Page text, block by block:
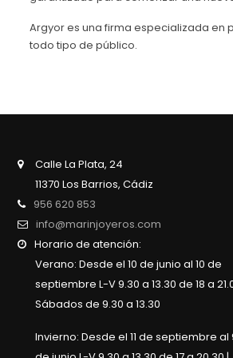
Argyor es una firma especializada en
todo tipo de público.
Calle La Plata, 24
11370 Los Barrios, Cádiz
956 620 853
info@marinjoyeros.com
Horario de atención:
Verano: Desde el 10 de junio al 10 de
septiembre L-V 9.30 a 13.30 de 18 a
Sábados de 9.30 a 13.30
Invierno: Desde el 11 de septiembre al